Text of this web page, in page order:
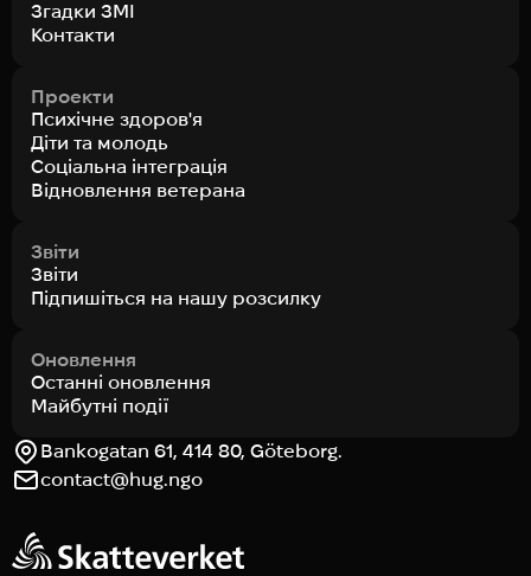
Згадки ЗМІ
Контакти
Проекти
Психічне здоров'я
Діти та молодь
Соціальна інтеграція
Відновлення ветерана
Звіти
Звіти
Підпишіться на нашу розсилку
Оновлення
Останні оновлення
Майбутні події
Bankogatan 61, 414 80, Göteborg.
contact@hug.ngo